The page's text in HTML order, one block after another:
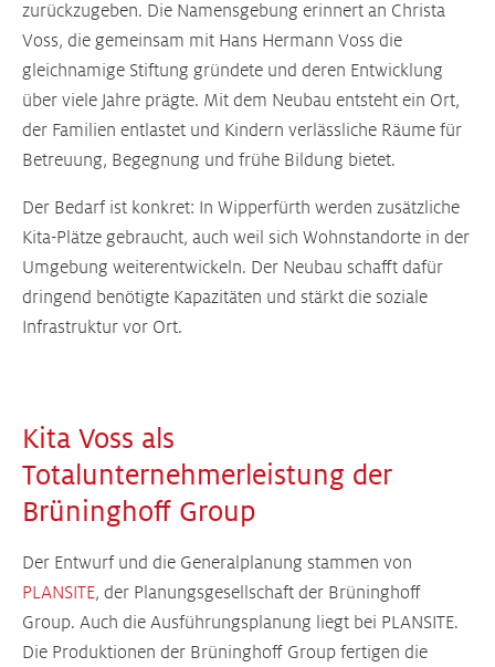
zurückzugeben. Die Namensgebung erinnert an Christa
Voss, die gemeinsam mit Hans Hermann Voss die
gleichnamige Stiftung gründete und deren Entwicklung
über viele Jahre prägte. Mit dem Neubau entsteht ein Ort,
der Familien entlastet und Kindern verlässliche Räume für
Betreuung, Begegnung und frühe Bildung bietet.
Der Bedarf ist konkret: In Wipperfürth werden zusätzliche
Kita-Plätze gebraucht, auch weil sich Wohnstandorte in der
Umgebung weiterentwickeln. Der Neubau schafft dafür
dringend benötigte Kapazitäten und stärkt die soziale
Infrastruktur vor Ort.
Kita Voss als
Totalunternehmerleistung der
Brüninghoff Group
Der Entwurf und die Generalplanung stammen von
PLANSITE, der Planungsgesellschaft der Brüninghoff
Group. Auch die Ausführungsplanung liegt bei PLANSITE.
Die Produktionen der Brüninghoff Group fertigen die